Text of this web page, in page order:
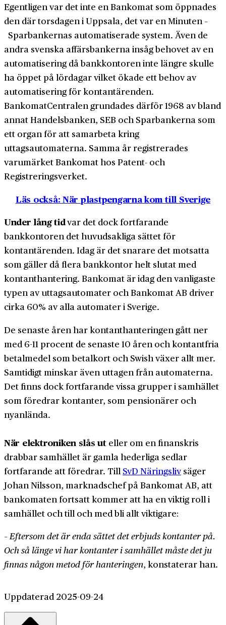
Egentligen var det inte en Bankomat som öppnades
den där torsdagen i Uppsala, det var en Minuten –
Sparbankernas automatiserade system. Även de
andra svenska affärsbankerna insåg behovet av en
automatisering då bankkontoren inte längre skulle
ha öppet på lördagar vilket ökade ett behov av
automatisering för kontantärenden.
BankomatCentralen grundades därför 1968 av bland
annat Handelsbanken, SEB och Sparbankerna som
ett organ för att samarbeta kring
uttagsautomaterna. Samma år registrerades
varumärket Bankomat hos Patent- och
Registreringsverket.
Läs också: När plastpengarna kom till Sverige
Under lång tidvar det dock fortfarande
bankkontoren det huvudsakliga sättet för
kontantärenden. Idag är det snarare det motsatta
som gäller då flera bankkontor helt slutat med
kontanthantering. Bankomat är idag den vanligaste
typen av uttagsautomater och Bankomat AB driver
cirka 60% av alla automater i Sverige.
De senaste åren har kontanthanteringen gått ner
med 6-11 procent de senaste 10 åren och kontantfria
betalmedel som betalkort och Swish växer allt mer.
Samtidigt minskar även uttagen från automaterna.
Det finns dock fortfarande vissa grupper i samhället
som föredrar kontanter, som pensionärer och
nyanlända.
När elektroniken slås uteller om en finanskris
drabbar samhället är gamla hederliga sedlar
fortfarande att föredrar. Till SvD Näringslivsäger
Johan Nilsson, marknadschef på Bankomat AB, att
bankomaten fortsatt kommer att ha en viktig roll i
samhället och till och med bli allt viktigare:
– Eftersom det är enda sättet det erbjuds kontanter på.
Och så länge vi har kontanter i samhället måste det ju
finnas någon metod för hanteringen, konstaterar han.
Uppdaterad 2025-09-24